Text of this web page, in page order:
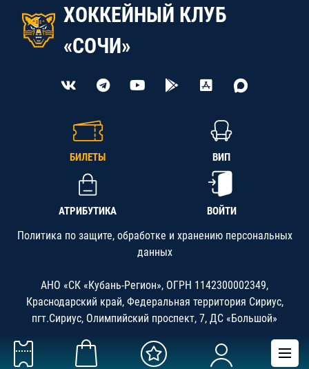
ХОККЕЙНЫЙ КЛУБ
«СОЧИ»
БИЛЕТЫ ВИП
АТРИБУТИКА ВОЙТИ
Политика по защите, обработке и хранению персональных
данных
АНО «СК «Кубань-Регион», ОГРН 1142300002349,
Краснодарский край, Федеральная территория Сириус,
пгт.Сириус, Олимпийский проспект, 7, ДС «Большой»